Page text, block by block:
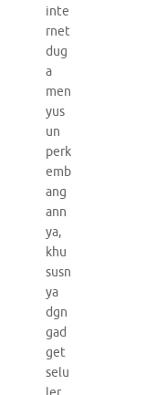
inte
rnet
dug
a
men
yus
un
perk
emb
ang
ann
ya,
khu
susn
ya
dgn
gad
get
selu